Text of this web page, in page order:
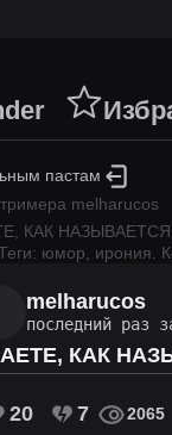
пастам
melharucos
КАК
юмор, ирония.
melharucos
последний раз
КАК
20 7 2065